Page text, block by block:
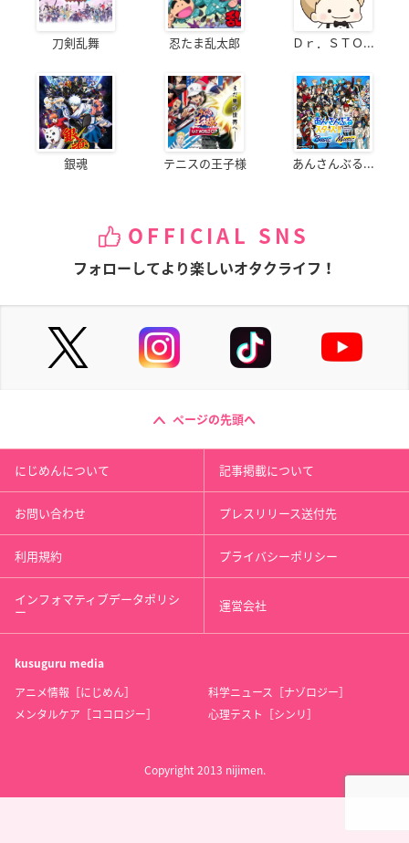
刀剣乱舞 忍たま乱太郎 Ｄｒ．ＳＴＯ...
銀魂 テニスの王子様 あんさんぶる...
OFFICIAL SNS
フォローしてより楽しいオタクライフ！
ページの先頭へ
にじめんについて 記事掲載について
お問い合わせ プレスリリース送付先
利用規約 プライバシーポリシー
インフォマティブデータポリシ
ー 運営会社
kusuguru media
アニメ情報［にじめん］
科学ニュース［ナゾロジー］
メンタルケア［ココロジー］
心理テスト［シンリ］
Copyright 2013 nijimen.